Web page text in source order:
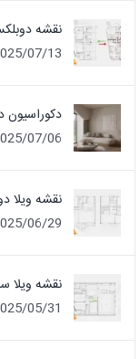
نقشه
07/13
دکوراسیون داخلی 100 متری | حس
07/06
نقشه ویلا دوبلکس
06/29
نقشه ویلا
05/31